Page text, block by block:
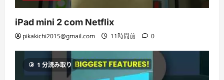
iPad mini 2 com Netflix
pikakichi2015@gmail.com 11時間前 0
1 分読み取り